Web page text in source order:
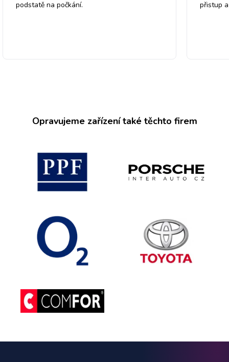
podstatě na počkání. přistup
Opravujeme zařízení také těchto firem